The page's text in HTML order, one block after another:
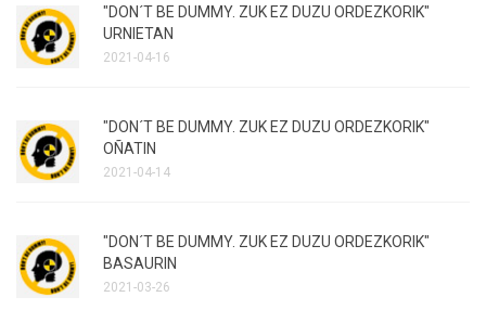
"DON´T BE DUMMY. ZUK EZ DUZU ORDEZKORIK"
URNIETAN
2021-04-16
"DON´T BE DUMMY. ZUK EZ DUZU ORDEZKORIK"
OÑATIN
2021-04-14
"DON´T BE DUMMY. ZUK EZ DUZU ORDEZKORIK"
BASAURIN
2021-03-26